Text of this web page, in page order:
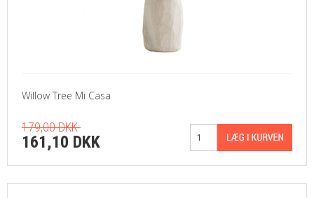
Willow Tree Mi Casa
179,00 DKK
161,10 DKK